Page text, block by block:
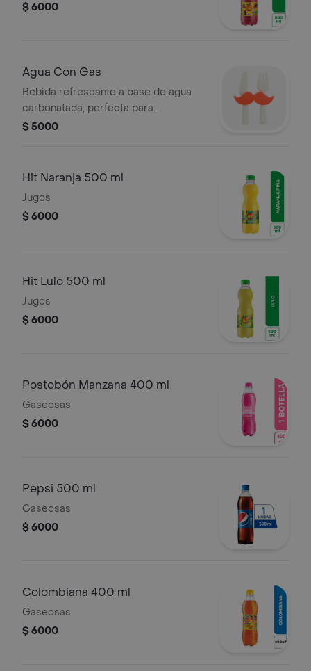
$ 6000
Agua Con Gas
Bebida refrescante a base de agua
carbonatada, perfecta para
acompañar tus alimentos.
$ 5000
Hit Naranja 500 ml
Jugos
$ 6000
Hit Lulo 500 ml
Jugos
$ 6000
Postobón Manzana 400 ml
Gaseosas
$ 6000
Pepsi 500 ml
Gaseosas
$ 6000
Colombiana 400 ml
Gaseosas
$ 6000